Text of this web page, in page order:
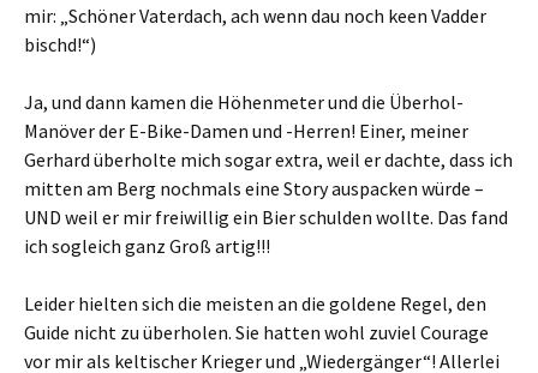
mir: „Schöner Vaterdach, ach wenn dau noch keen Vadder
bischd!“)
Ja, und dann kamen die Höhenmeter und die Überhol-
Manöver der E-Bike-Damen und -Herren! Einer, meiner
Gerhard überholte mich sogar extra, weil er dachte, dass ich
mitten am Berg nochmals eine Story auspacken würde –
UND weil er mir freiwillig ein Bier schulden wollte. Das fand
ich sogleich ganz Groß artig!!!
Leider hielten sich die meisten an die goldene Regel, den
Guide nicht zu überholen. Sie hatten wohl zuviel Courage
vor mir als keltischer Krieger und „Wiedergänger“! Allerlei